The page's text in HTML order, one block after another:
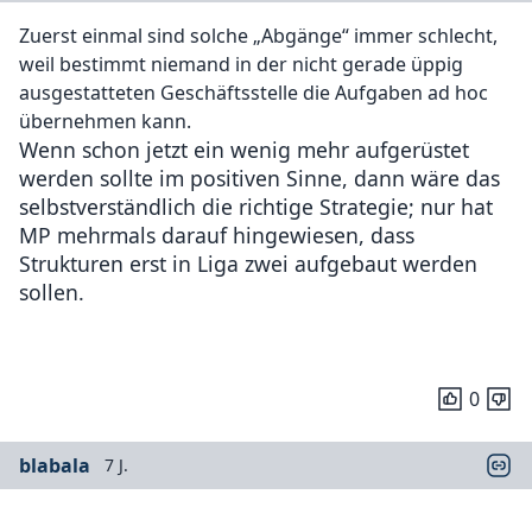
Zuerst einmal sind solche „Abgänge“ immer schlecht,
weil bestimmt niemand in der nicht gerade üppig
ausgestatteten Geschäftsstelle die Aufgaben ad hoc
übernehmen kann.
Wenn schon jetzt ein wenig mehr aufgerüstet
werden sollte im positiven Sinne, dann wäre das
selbstverständlich die richtige Strategie; nur hat
MP mehrmals darauf hingewiesen, dass
Strukturen erst in Liga zwei aufgebaut werden
sollen.
0
blabala 7 J.